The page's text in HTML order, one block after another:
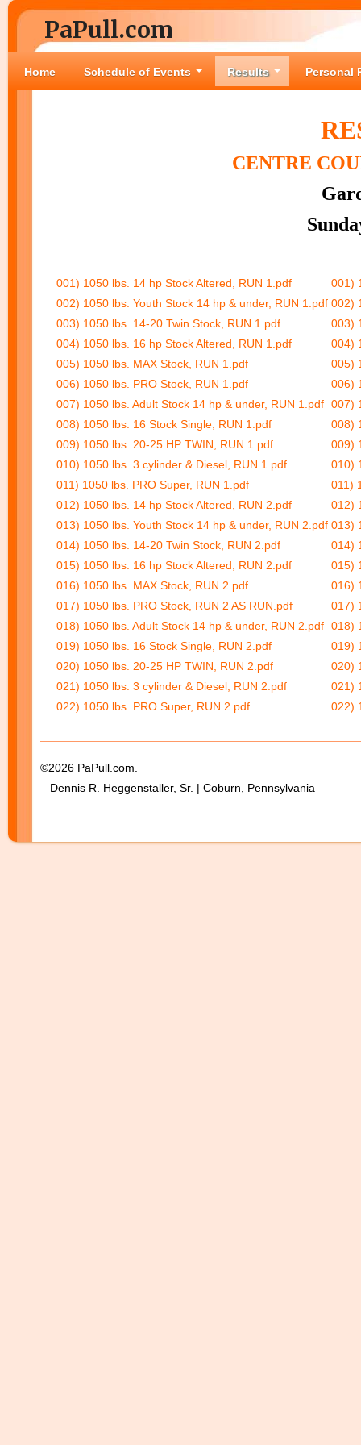
PaPull.com
Home Schedule of Events Results Personal
CENTRE
001) 1050 lbs. 14 hp Stock Altered, RUN 1.pdf
001)
002) 1050 lbs. Youth Stock 14 hp & under, RUN 1.pdf 002)
003) 1050 lbs. 14-20 Twin Stock, RUN 1.pdf
003)
004) 1050 lbs. 16 hp Stock Altered, RUN 1.pdf
004)
005) 1050 lbs. MAX Stock, RUN 1.pdf
005)
006) 1050 lbs. PRO Stock, RUN 1.pdf
006)
007) 1050 lbs. Adult Stock 14 hp & under, RUN 1.pdf 007)
008) 1050 lbs. 16 Stock Single, RUN 1.pdf
008)
009) 1050 lbs. 20-25 HP TWIN, RUN 1.pdf
009)
010) 1050 lbs. 3 cylinder & Diesel, RUN 1.pdf
010)
011) 1050 lbs. PRO Super, RUN 1.pdf
011)
012) 1050 lbs. 14 hp Stock Altered, RUN 2.pdf
012)
013) 1050 lbs. Youth Stock 14 hp & under, RUN 2.pdf 013)
014) 1050 lbs. 14-20 Twin Stock, RUN 2.pdf
014)
015) 1050 lbs. 16 hp Stock Altered, RUN 2.pdf
015)
016) 1050 lbs. MAX Stock, RUN 2.pdf
016)
017) 1050 lbs. PRO Stock, RUN 2 AS RUN.pdf
017)
018) 1050 lbs. Adult Stock 14 hp & under, RUN 2.pdf 018)
019) 1050 lbs. 16 Stock Single, RUN 2.pdf
019)
020) 1050 lbs. 20-25 HP TWIN, RUN 2.pdf
020)
021) 1050 lbs. 3 cylinder & Diesel, RUN 2.pdf
021)
022) 1050 lbs. PRO Super, RUN 2.pdf
022)
©2026 PaPull.com.
Dennis R. Heggenstaller, Sr. | Coburn, Pennsylvania